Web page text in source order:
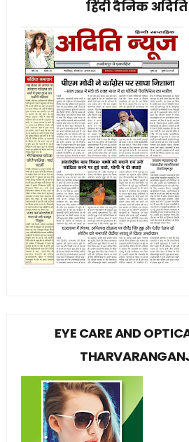
हिंदी दैनिक
EYE CARE AND